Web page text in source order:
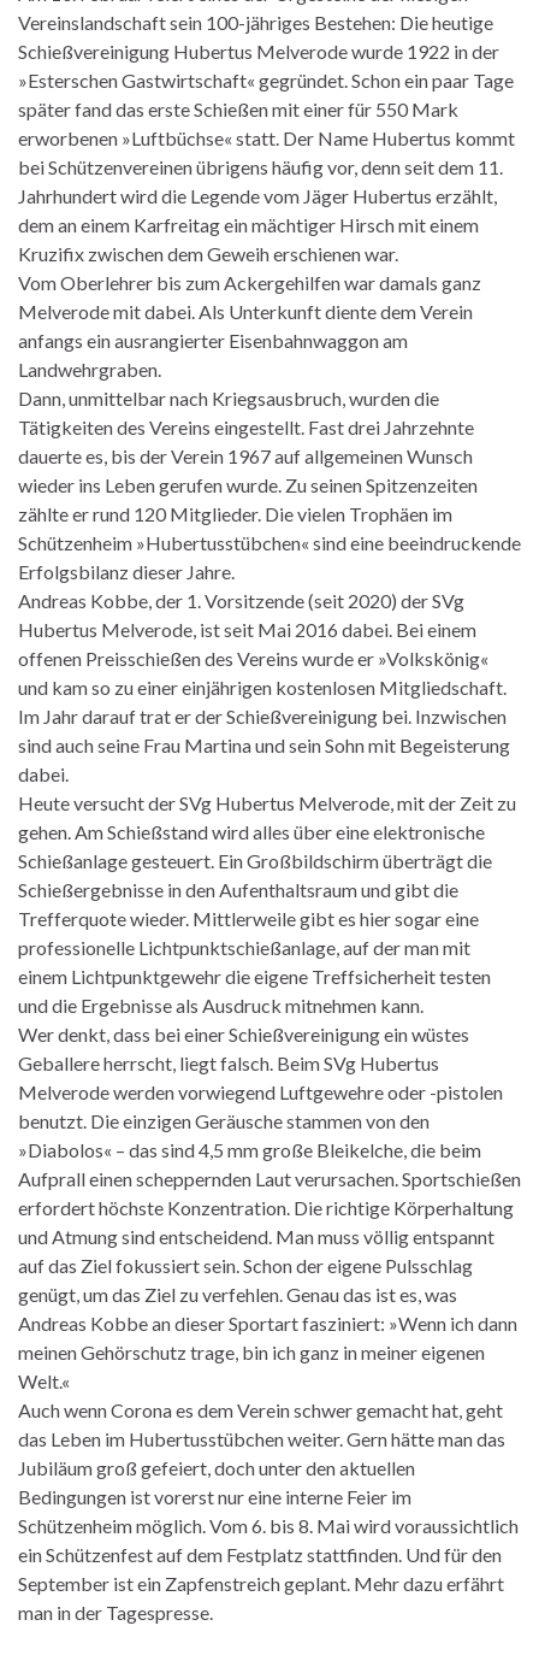
Vereinslandschaft sein 100-jähriges Bestehen: Die heutige
Schießvereinigung Hubertus Melverode wurde 1922 in der
»Esterschen Gastwirtschaft« gegründet. Schon ein paar Tage
später fand das erste Schießen mit einer für 550 Mark
erworbenen »Luftbüchse« statt. Der Name Hubertus kommt
bei Schützenvereinen übrigens häufig vor, denn seit dem 11.
Jahrhundert wird die Legende vom Jäger Hubertus erzählt,
dem an einem Karfreitag ein mächtiger Hirsch mit einem
Kruzifix zwischen dem Geweih erschienen war.
Vom Oberlehrer bis zum Ackergehilfen war damals ganz
Melverode mit dabei. Als Unterkunft diente dem Verein
anfangs ein ausrangierter Eisenbahnwaggon am
Landwehrgraben.
Dann, unmittelbar nach Kriegsausbruch, wurden die
Tätigkeiten des Vereins eingestellt. Fast drei Jahrzehnte
dauerte es, bis der Verein 1967 auf allgemeinen Wunsch
wieder ins Leben gerufen wurde. Zu seinen Spitzenzeiten
zählte er rund 120 Mitglieder. Die vielen Trophäen im
Schützenheim »Hubertusstübchen« sind eine beeindruckende
Erfolgsbilanz dieser Jahre.
Andreas Kobbe, der 1. Vorsitzende (seit 2020) der SVg
Hubertus Melverode, ist seit Mai 2016 dabei. Bei einem
offenen Preisschießen des Vereins wurde er »Volkskönig«
und kam so zu einer einjährigen kostenlosen Mitgliedschaft.
Im Jahr darauf trat er der Schießvereinigung bei. Inzwischen
sind auch seine Frau Martina und sein Sohn mit Begeisterung
dabei.
Heute versucht der SVg Hubertus Melverode, mit der Zeit zu
gehen. Am Schießstand wird alles über eine elektronische
Schießanlage gesteuert. Ein Großbildschirm überträgt die
Schießergebnisse in den Aufenthaltsraum und gibt die
Trefferquote wieder. Mittlerweile gibt es hier sogar eine
professionelle Lichtpunktschießanlage, auf der man mit
einem Lichtpunktgewehr die eigene Treffsicherheit testen
und die Ergebnisse als Ausdruck mitnehmen kann.
Wer denkt, dass bei einer Schießvereinigung ein wüstes
Geballere herrscht, liegt falsch. Beim SVg Hubertus
Melverode werden vorwiegend Luftgewehre oder -pistolen
benutzt. Die einzigen Geräusche stammen von den
»Diabolos« – das sind 4,5 mm große Bleikelche, die beim
Aufprall einen scheppernden Laut verursachen. Sportschießen
erfordert höchste Konzentration. Die richtige Körperhaltung
und Atmung sind entscheidend. Man muss völlig entspannt
auf das Ziel fokussiert sein. Schon der eigene Pulsschlag
genügt, um das Ziel zu verfehlen. Genau das ist es, was
Andreas Kobbe an dieser Sportart fasziniert: »Wenn ich dann
meinen Gehörschutz trage, bin ich ganz in meiner eigenen
Welt.«
Auch wenn Corona es dem Verein schwer gemacht hat, geht
das Leben im Hubertusstübchen weiter. Gern hätte man das
Jubiläum groß gefeiert, doch unter den aktuellen
Bedingungen ist vorerst nur eine interne Feier im
Schützenheim möglich. Vom 6. bis 8. Mai wird voraussichtlich
ein Schützenfest auf dem Festplatz stattfinden. Und für den
September ist ein Zapfenstreich geplant. Mehr dazu erfährt
man in der Tagespresse.